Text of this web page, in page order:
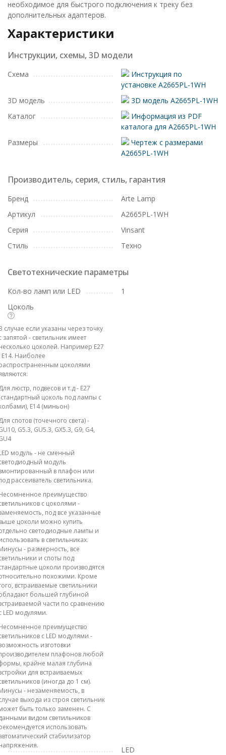
необходимое для быстрого подключения к треку без
дополнительных адаптеров.
Характеристики
Инструкции, схемы, 3D модели
Схема
Инструкция по
установке A2665PL-1WH
3D модель
3D модель A2665PL-1WH
Каталог
Информация из PDF
каталога для A2665PL-1WH
Размеры
Чертеж с размерами
A2665PL-1WH
Производитель, серия, стиль, гарантия
Бренд
Arte Lamp
Артикул
A2665PL-1WH
Серия
Vinsant
Стиль
Техно
Светотехнические параметры
Кол-во ламп или LED
1
Цоколь
случае если указаны через точку
запятой - светильник имеет
цоколей. Например E27
E14. Наиболее
цоколями
люстр, подвесов и т.д - E27
цоколь под лампы с
E14 (миньон)
спотов (точечного света) -
G5.3, GU5.3, GX5.3, G9, G4,
модуль - не сменный
модуль
в плафон или
рассеиватель светильника.
преимущество
с цоколями -
под все указанные
цоколи можно купить
светодиодные лампы и
в светильниках.
- размерность, все
и споты под
цоколи производятся
похожими. Кроме
встраиваемые светильники
большей глубиной
части по сравнению
LED модулями.
преимущество
с LED модулями -
изготовки
плафонов любой
крайне малая глубина
для встраиваемых
(иногда до 1 см).
- незаменяемость, в
выхода из строя светильник
быть только заменен. С
видом светильников
использовать
стабилизатор
LED